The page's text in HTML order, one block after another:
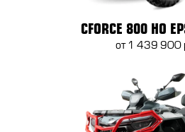
CFORCE 800 HO
от 1 439 900